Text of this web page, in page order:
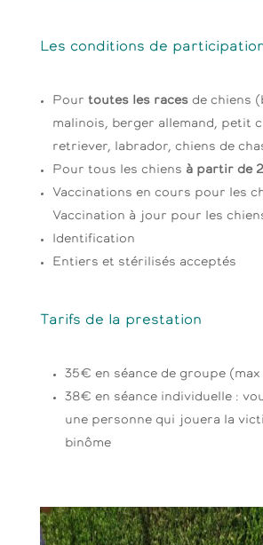
Les conditions de
Pour toutes les racesde chiens
malinois, berger allemand, petit
retriever, labrador, chiens de
Pour tous les chiens à partir de
Vaccinations en cours pour les
Vaccination à jour pour les
Identification
Entiers et stérilisés acceptés
Tarifs de la prestation
35€ en séance de groupe
38€ en séance individuelle :
une personne qui jouera la
binôme